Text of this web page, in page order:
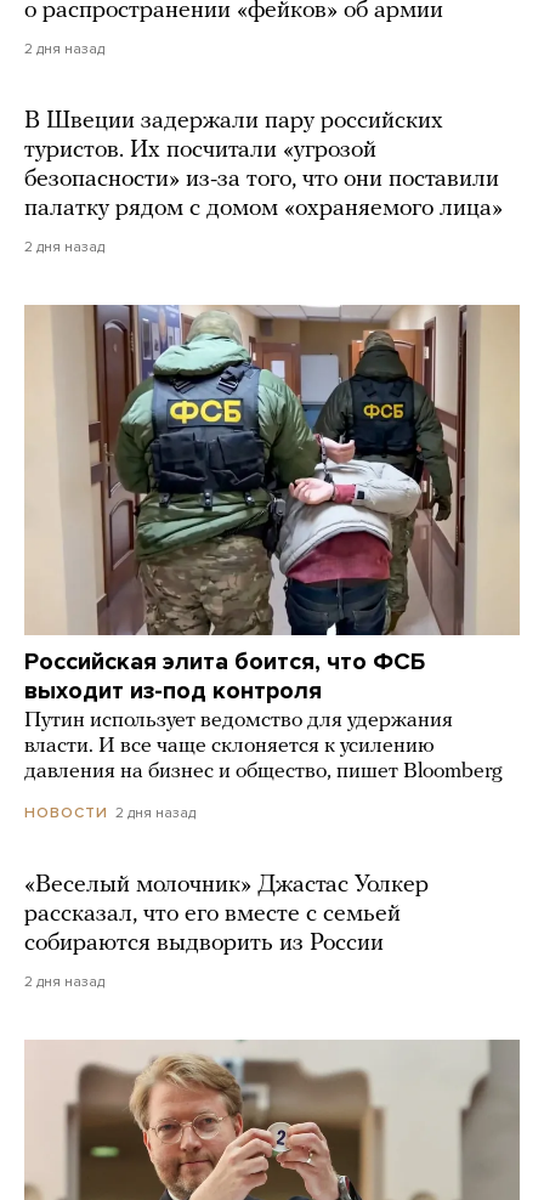
о распространении «фейков» об армии
2 дня назад
В Швеции задержали пару российских
туристов. Их посчитали «угрозой
безопасности» из-за того, что они поставили
палатку рядом с домом «охраняемого лица»
2 дня назад
Российская элита боится, что ФСБ
выходит из-под контроля
Путин использует ведомство для удержания
власти. И все чаще склоняется к усилению
давления на бизнес и общество, пишет Bloomberg
НОВОСТИ 2 дня назад
«Веселый молочник» Джастас Уолкер
рассказал, что его вместе с семьей
собираются выдворить из России
2 дня назад